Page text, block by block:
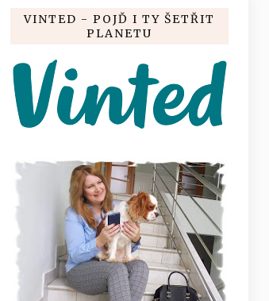
VINTED - POJĎ I TY ŠETŘIT
PLANETU